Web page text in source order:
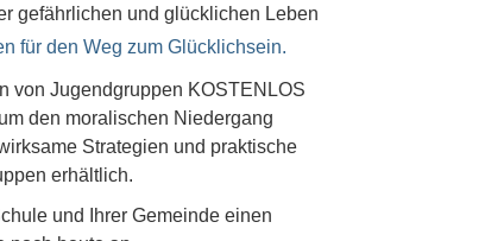
gefährlichen und glücklichen Leben
für den Weg zum Glücklichsein.
von Jugendgruppen KOSTENLOS
den moralischen Niedergang
Strategien und praktische
erhältlich.
und Ihrer Gemeinde einen